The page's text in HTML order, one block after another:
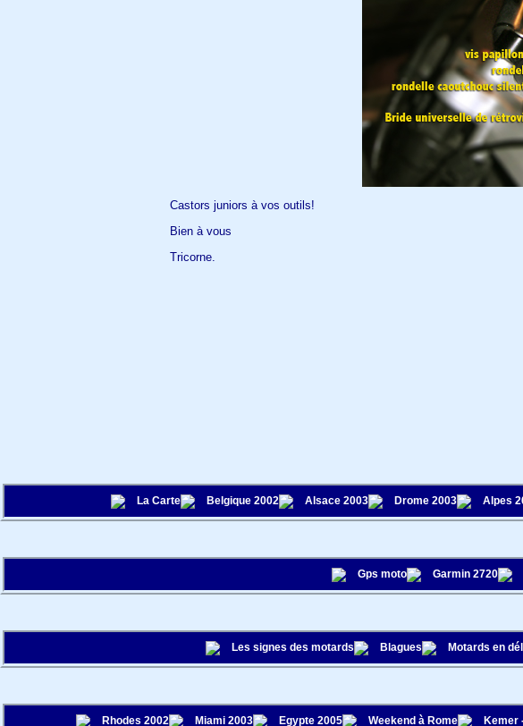
Castors juniors à vos outils!
Bien à vous
Tricorne.
La Carte Belgique 2002 Alsace 2003 Drome 2003 Alpes
Gps moto Garmin 2720
Les signes des motards Blagues Motards en
Rhodes 2002 Miami 2003 Egypte 2005 Weekend à Rome Kemer